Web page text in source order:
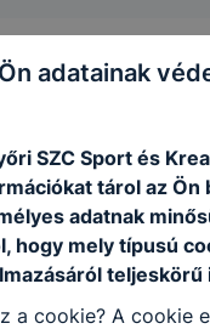
jún. 17. 22:00
jún. 16. 22:00
adatainak
SZC Sport és
tárol az
adatnak
hogy mely típusú
a cookie? A cookie